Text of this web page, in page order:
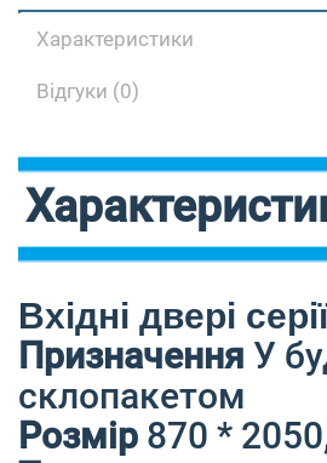
Характеристики
Відгуки (0)
Вхідні двері
Призначення У
склопакетом
Розмір 870 *